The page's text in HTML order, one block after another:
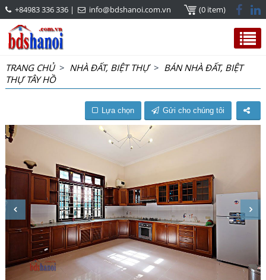
+84983 336 336| info@bdshanoi.com.vn (0 item)
TRANG CHỦ> NHÀ ĐẤT, BIỆT THỰ> BÁN NHÀ ĐẤT, BIỆT
THỰ TÂY HỒ
Lựa chọn Gửi cho chúng tôi